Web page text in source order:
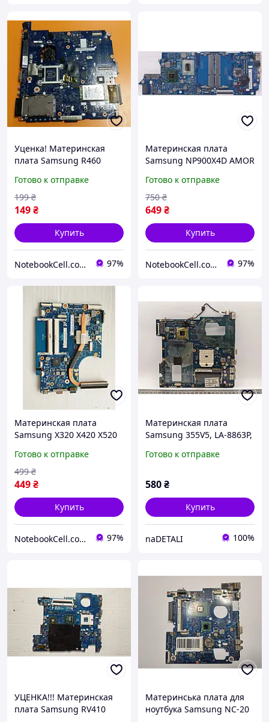
Уценка! Материнская
плата Samsung R460
Nvidia GeForce 9200,
2xDDR2 ) бу
Готово к отправке
149₴
199 ₴
Купить
NotebookCell.com.ua 97%
Материнская плата
Samsung NP900X4D AMOR
(i5-3317U, HM76, Intel HD
4000, 2xDDR3 ) бу #
Готово к отправке
649₴
750 ₴
Купить
NotebookCell.com.ua 97%
Материнская плата
Samsung X320 X420 X520
BA92-05913 (SU7300,
GS45, UMA, 2XDDR3) б/у #
Готово к отправке
449₴
499 ₴
Купить
NotebookCell.com.ua 97%
Материнская плата
Samsung 355V5, LA-8863P,
Готово к отправке
580₴
Купить
naDETALI 100%
УЦЕНКА!!! Материнская
плата Samsung RV410
Материнська плата для
ноутбука Samsung NC-20